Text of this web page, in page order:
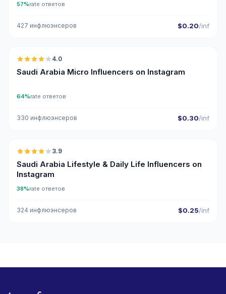
57%rate ответов
427 инфлюэнсеров $0.20/inf
🇸🇦
4.0
Saudi Arabia Micro Influencers on Instagram
64%rate ответов
330 инфлюэнсеров $0.30/inf
🇸🇦
3.9
Saudi Arabia Lifestyle & Daily Life Influencers on
Instagram
38%rate ответов
324 инфлюэнсеров $0.25/inf